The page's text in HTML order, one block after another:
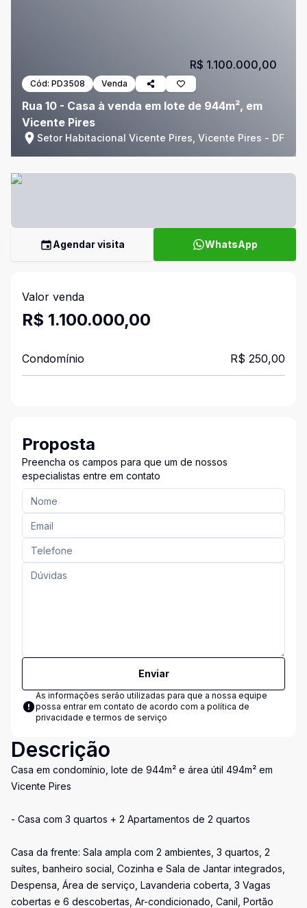
Cód: PD3508 Venda
Rua 10 - Casa à venda em lote de 944m², em
Vicente Pires
Setor Habitacional Vicente Pires, Vicente Pires - DF
R$ 1.100.000,00
Agendar visita WhatsApp
Valor venda
R$ 1.100.000,00
Condomínio R$ 250,00
Proposta
Preencha os campos para que um de nossos
especialistas entre em contato
Enviar
As informações serão utilizadas para que a nossa equipe
possa entrar em contato de acordo com a política de
privacidade e termos de serviço
Descrição
Casa em condomínio, lote de 944m² e área útil 494m² em
Vicente Pires
- Casa com 3 quartos + 2 Apartamentos de 2 quartos
Casa da frente: Sala ampla com 2 ambientes, 3 quartos, 2
suítes, banheiro social, Cozinha e Sala de Jantar integrados,
Despensa, Área de serviço, Lavanderia coberta, 3 Vagas
cobertas e 6 descobertas, Ar-condicionado, Canil, Portão